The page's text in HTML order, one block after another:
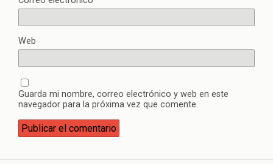
Web
Guarda mi nombre, correo electrónico y web en este
navegador para la próxima vez que comente.